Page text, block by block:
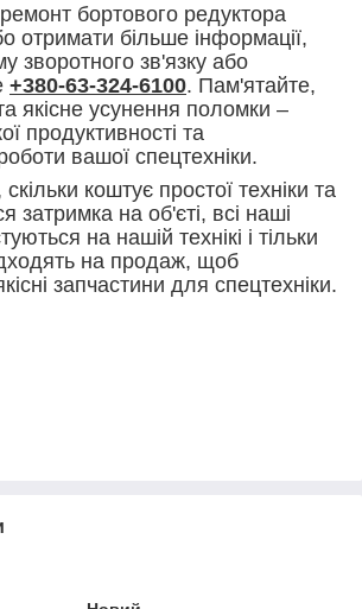
бортового редуктора
отримати більше інформації,
зворотного зв'язку або
+380-63-324-6100. Пам'ятайте,
якісне усунення поломки –
продуктивності та
вашої спецтехніки.
коштує простої техніки та
затримка на об'єті, всі наші
на нашій технікі і тільки
на продаж, щоб
запчастини для спецтехніки.